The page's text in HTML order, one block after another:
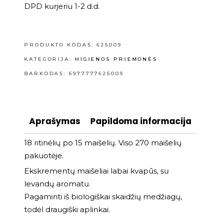
DPD kurjeriu 1-2 d.d.
PRODUKTO KODAS:625009
KATEGORIJA: HIGIENOS PRIEMONĖS
BARKODAS: 6977777625009
Aprašymas Papildoma informacija
18 ritinėlių po 15 maišelių. Viso 270 maišelių
pakuotėje.
Ekskrementų maišeliai labai kvapūs, su
levandų aromatu.
Pagaminti iš biologiškai skaidžių medžiagų,
todėl draugiški aplinkai.